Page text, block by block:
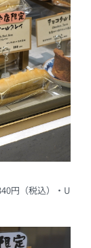
円（税込）・U